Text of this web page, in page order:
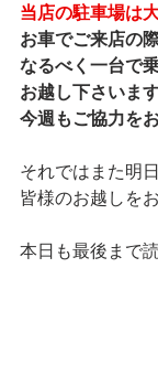
当店の駐車場は
お車でご来店の
なるべく一台で
お越し下さいま
今週もご協力を
それではまた明
皆様のお越しを
本日も最後まで